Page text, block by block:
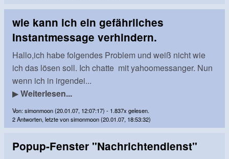
wie kann ich ein gefährliches
Instantmessage verhindern.
Hallo,ich habe folgendes Problem und weiß nicht wie
ich das lösen soll. Ich chatte mit yahoomessanger. Nun
wenn ich in irgendei...
▶Weiterlesen...
Von: simonmoon (20.01.07, 12:07:17) - 1.837x gelesen.
2 Antworten, letzte von simonmoon (20.01.07, 18:53:32)
Popup-Fenster "Nachrichtendienst"